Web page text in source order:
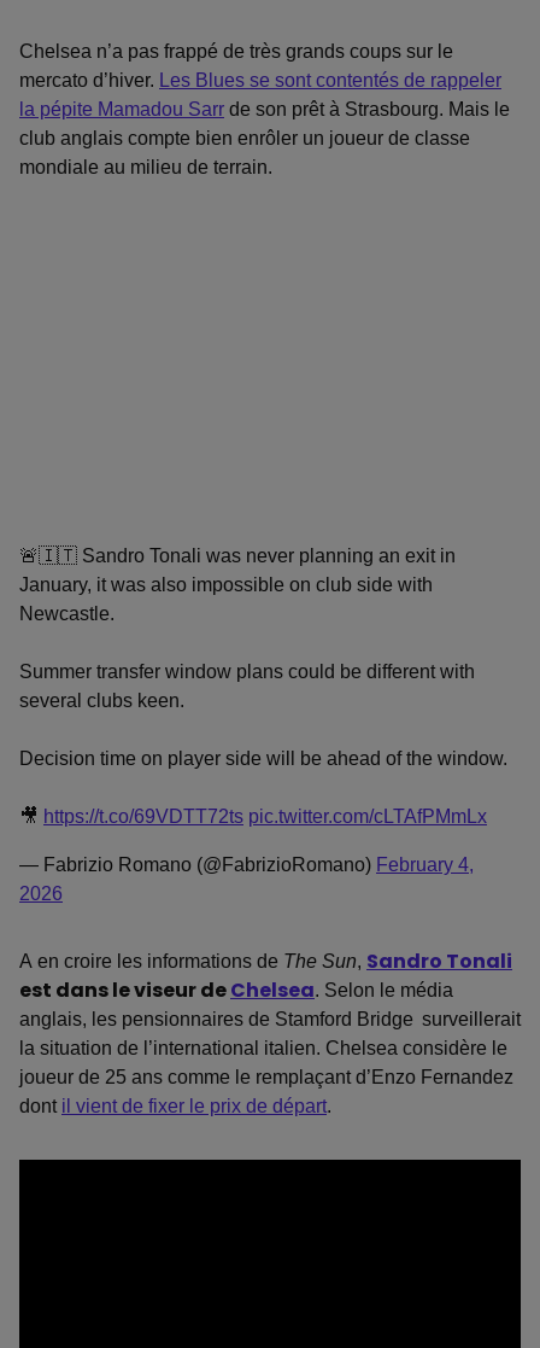
Chelsea n’a pas frappé de très grands coups sur le
mercato d’hiver. Les Blues se sont contentés de rappeler
la pépite Mamadou Sarrde son prêt à Strasbourg. Mais le
club anglais compte bien enrôler un joueur de classe
mondiale au milieu de terrain.
🚨🇮🇹 Sandro Tonali was never planning an exit in
January, it was also impossible on club side with
Newcastle.
Summer transfer window plans could be different with
several clubs keen.
Decision time on player side will be ahead of the window.
🎥 https://t.co/69VDTT72ts pic.twitter.com/cLTAfPMmLx
— Fabrizio Romano (@FabrizioRomano) February 4,
2026
A en croire les informations de The Sun, Sandro Tonali
est dans le viseur deChelsea. Selon le média
anglais, les pensionnaires de Stamford Bridge surveillerait
la situation de l’international italien. Chelsea considère le
joueur de 25 ans comme le remplaçant d’Enzo Fernandez
dontil vient de fixer le prix de départ.